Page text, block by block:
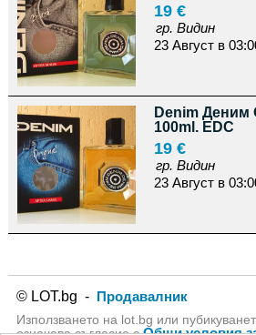
19 €
гр. Видин
23 Август в
Denim Деним
100ml. EDC
19 €
гр. Видин
23 Август в
© LOT.bg - Продавалник
Използването на lot.bg или